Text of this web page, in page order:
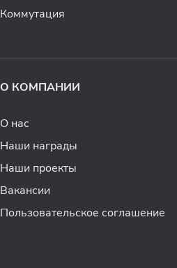
Коммутация
О КОМПАНИИ
О нас
Наши награды
Наши проекты
Вакансии
Пользовательское соглашение